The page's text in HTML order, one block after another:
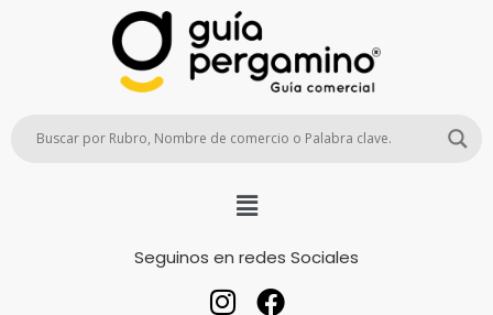
Seguinos en redes Sociales